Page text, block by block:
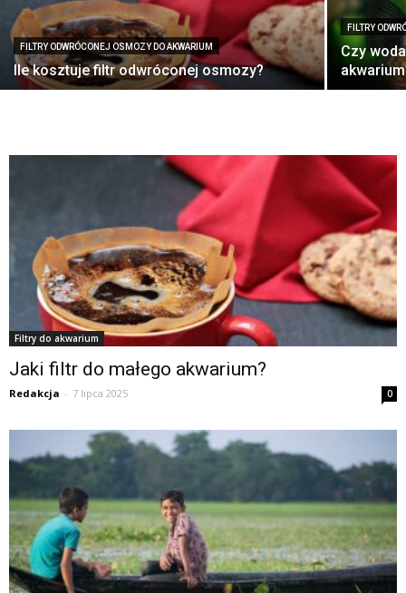
FILTRY ODWRÓCONEJ OSMOZY DO AKWARIUM
Ile kosztuje filtr odwróconej osmozy?
FILTRY
Czy
Filtry do akwarium
Jaki filtr do małego akwarium?
Redakcja - 7 lipca 2025 0